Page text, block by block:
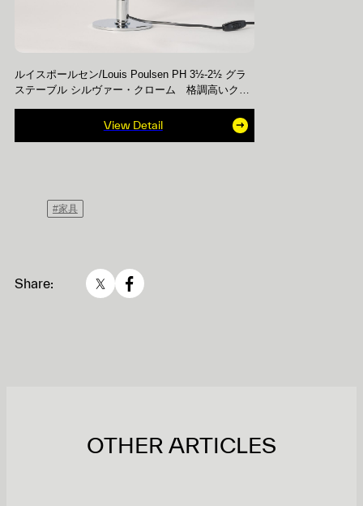
ルイスポールセン/Louis Poulsen PH 3½-2½ グラ
ステーブル シルヴァー・クローム 格調高いクラ
View Detail
#家具
Share:
OTHER ARTICLES